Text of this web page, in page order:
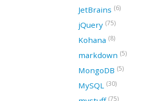
JetBrains (6)
jQuery (75)
Kohana (8)
markdown (5)
MongoDB (5)
MySQL (30)
(75)